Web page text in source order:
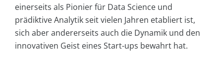
einerseits als Pionier für Data Science und
prädiktive Analytik seit vielen Jahren etabliert ist,
sich aber andererseits auch die Dynamik und den
innovativen Geist eines Start-ups bewahrt hat.